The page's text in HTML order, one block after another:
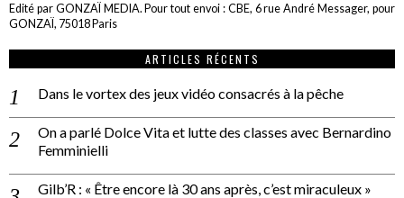
Edité par GONZAÏ MEDIA. Pour tout envoi : CBE, 6 rue André Messager, pour
GONZAÏ, 75018 Paris
ARTICLES RÉCENTS
Dans le vortex des jeux vidéo consacrés à la pêche
On a parlé Dolce Vita et lutte des classes avec Bernardino
Femminielli
Gilb’R : « Être encore là 30 ans après, c’est miraculeux »